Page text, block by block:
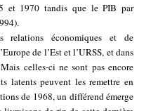
et 1970 tandis que le PIB par
relations économiques et de
de l’Est et l’URSS, et dans
celles-ci ne sont pas encore
latents peuvent les remettre en
de 1968, un différend émerge